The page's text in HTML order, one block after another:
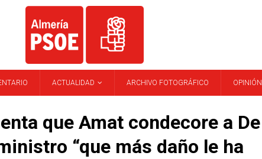
ACTUALIDAD ARCHIVO FOTOGRÁFICO OPINIÓN
que Amat condecore a De
“que más daño le ha